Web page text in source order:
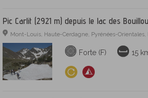
Pic Carlit (2921 m) depuis le lac des
Mont-Louis, Haute-Cerdagne, Pyrénées-
Forte (F) 15